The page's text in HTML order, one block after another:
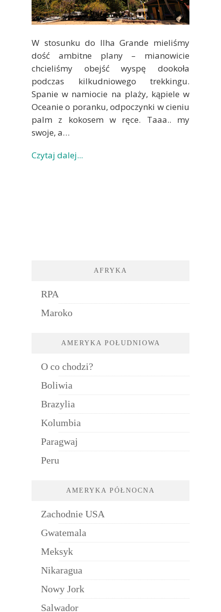
W stosunku do Ilha Grande mieliśmy
dość ambitne plany – mianowicie
chcieliśmy obejść wyspę dookoła
podczas kilkudniowego trekkingu.
Spanie w namiocie na plaży, kąpiele w
Oceanie o poranku, odpoczynki w cieniu
palm z kokosem w ręce. Taaa.. my
swoje, a…
Czytaj dalej...
AFRYKA
RPA
Maroko
AMERYKA POŁUDNIOWA
O co chodzi?
Boliwia
Brazylia
Kolumbia
Paragwaj
Peru
AMERYKA PÓŁNOCNA
Zachodnie USA
Gwatemala
Meksyk
Nikaragua
Nowy Jork
Salwador